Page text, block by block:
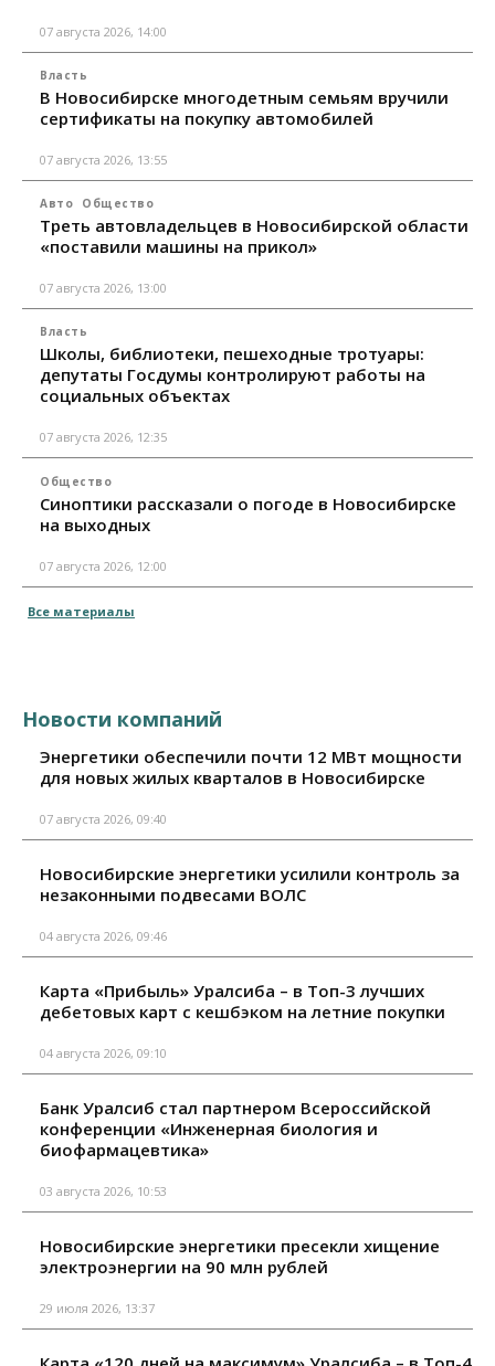
07 августа 2026, 14:00
Власть
В Новосибирске многодетным семьям вручили
сертификаты на покупку автомобилей
07 августа 2026, 13:55
Авто Общество
Треть автовладельцев в Новосибирской области
«поставили машины на прикол»
07 августа 2026, 13:00
Власть
Школы, библиотеки, пешеходные тротуары:
депутаты Госдумы контролируют работы на
социальных объектах
07 августа 2026, 12:35
Общество
Синоптики рассказали о погоде в Новосибирске
на выходных
07 августа 2026, 12:00
Все материалы
Новости компаний
Энергетики обеспечили почти 12 МВт мощности
для новых жилых кварталов в Новосибирске
07 августа 2026, 09:40
Новосибирские энергетики усилили контроль за
незаконными подвесами ВОЛС
04 августа 2026, 09:46
Карта «Прибыль» Уралсиба – в Топ-3 лучших
дебетовых карт с кешбэком на летние покупки
04 августа 2026, 09:10
Банк Уралсиб стал партнером Всероссийской
конференции «Инженерная биология и
биофармацевтика»
03 августа 2026, 10:53
Новосибирские энергетики пресекли хищение
электроэнергии на 90 млн рублей
29 июля 2026, 13:37